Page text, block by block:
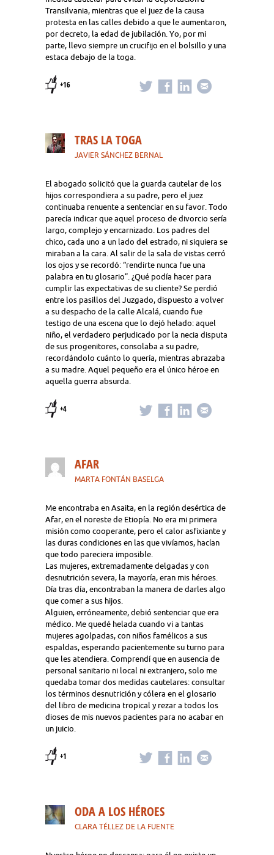
Transilvania, mientras que el juez de la causa
protesta en las calles debido a que le aumentaron,
por decreto, la edad de jubilación. Yo, por mi
parte, llevo siempre un crucifijo en el bolsillo y una
estaca debajo de la toga.
+16
TRAS LA TOGA
JAVIER SÁNCHEZ BERNAL
El abogado solicitó que la guarda cautelar de los
hijos correspondiera a su padre, pero el juez
continuaba renuente a sentenciar en su favor. Todo
parecía indicar que aquel proceso de divorcio sería
largo, complejo y encarnizado. Los padres del
chico, cada uno a un lado del estrado, ni siquiera se
miraban a la cara. Al salir de la sala de vistas cerró
los ojos y se recordó: “rendirte nunca fue una
palabra en tu glosario”. ¿Qué podía hacer para
cumplir las expectativas de su cliente? Se perdió
entre los pasillos del Juzgado, dispuesto a volver
a su despacho de la calle Alcalá, cuando fue
testigo de una escena que lo dejó helado: aquel
niño, el verdadero perjudicado por la necia disputa
de sus progenitores, consolaba a su padre,
recordándolo cuánto lo quería, mientras abrazaba
a su madre. Aquel pequeño era el único héroe en
aquella guerra absurda.
+4
AFAR
MARTA FONTÁN BASELGA
Me encontraba en Asaita, en la región desértica de
Afar, en el noreste de Etiopía. No era mi primera
misión como cooperante, pero el calor asfixiante y
las duras condiciones en las que vivíamos, hacían
que todo pareciera imposible.
Las mujeres, extremadamente delgadas y con
desnutrición severa, la mayoría, eran mis héroes.
Día tras día, encontraban la manera de darles algo
que comer a sus hijos.
Alguien, erróneamente, debió sentenciar que era
médico. Me quedé helada cuando vi a tantas
mujeres agolpadas, con niños famélicos a sus
espaldas, esperando pacientemente su turno para
que les atendiera. Comprendí que en ausencia de
personal sanitario ni local ni extranjero, solo me
quedaba tomar dos medidas cautelares: consultar
los términos desnutrición y cólera en el glosario
del libro de medicina tropical y rezar a todos los
dioses de mis nuevos pacientes para no acabar en
un juicio.
+1
ODA A LOS HÉROES
CLARA TÉLLEZ DE LA FUENTE